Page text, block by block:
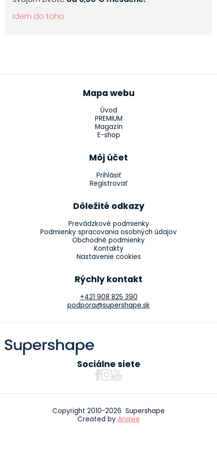
Idem do toho
Mapa webu
Úvod
PREMIUM
Magazín
E-shop
Môj účet
Prihlásiť
Registrovať
Dôležité odkazy
Prevádzkové podmienky
Podmienky spracovania osobných údajov
Obchodné podmienky
Kontakty
Nastavenie cookies
Rýchly kontakt
+421 908 825 390
podpora@supershape.sk
Sociálne siete
Copyright 2010-2026 Supershape
Created by Anawe